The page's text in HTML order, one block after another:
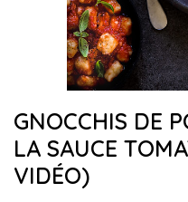
GNOCCHIS DE
LA SAUCE
VIDÉO)